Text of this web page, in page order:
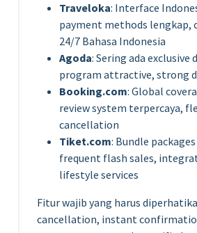
Traveloka: Interface
payment methods lengkap,
24/7 Bahasa Indonesia
Agoda: Sering ada exclusive
program attractive, strong
Booking.com: Global
review system terpercaya,
cancellation
Tiket.com: Bundle
frequent flash sales,
lifestyle services
Fitur wajib yang harus
cancellation, instant